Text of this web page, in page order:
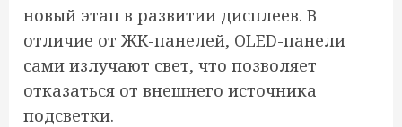
новый этап в развитии дисплеев. В
отличие от ЖК-панелей, OLED-панели
сами излучают свет, что позволяет
отказаться от внешнего источника
подсветки.